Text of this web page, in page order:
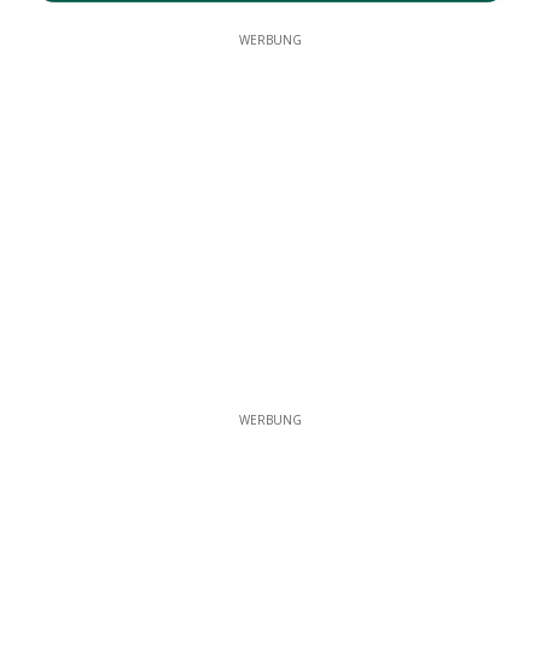
WERBUNG
WERBUNG